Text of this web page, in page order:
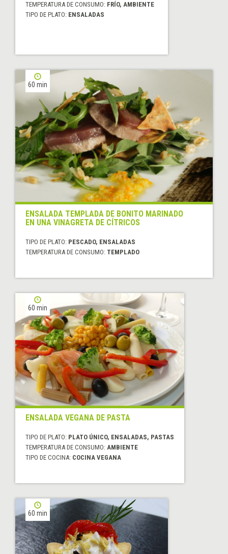
TEMPERATURA DE CONSUMO: FRÍO, AMBIENTE
TIPO DE PLATO: ENSALADAS
60 min
ENSALADA TEMPLADA DE BONITO MARINADO
EN UNA VINAGRETA DE CÍTRICOS
TIPO DE PLATO: PESCADO, ENSALADAS
TEMPERATURA DE CONSUMO: TEMPLADO
60 min
ENSALADA VEGANA DE PASTA
TIPO DE PLATO: PLATO ÚNICO, ENSALADAS, PASTAS
TEMPERATURA DE CONSUMO: AMBIENTE
TIPO DE COCINA: COCINA VEGANA
60 min